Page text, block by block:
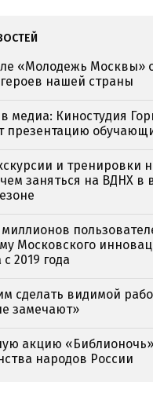
«Молодежь Москвы»
нашей страны
медиа: Киностудия
презентацию
и тренировки
чем заняться на ВДНХ в
миллионов
Московского
2019 года
сделать видимой
замечают»
акцию
народов России